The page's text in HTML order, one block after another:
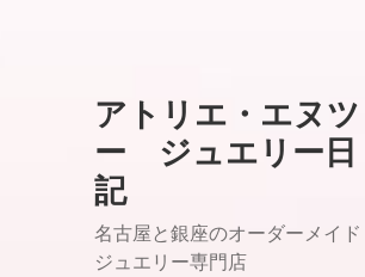
アトリエ・エヌツ
ー ジュエリー日
記
名古屋と銀座のオーダーメイド
ジュエリー専門店